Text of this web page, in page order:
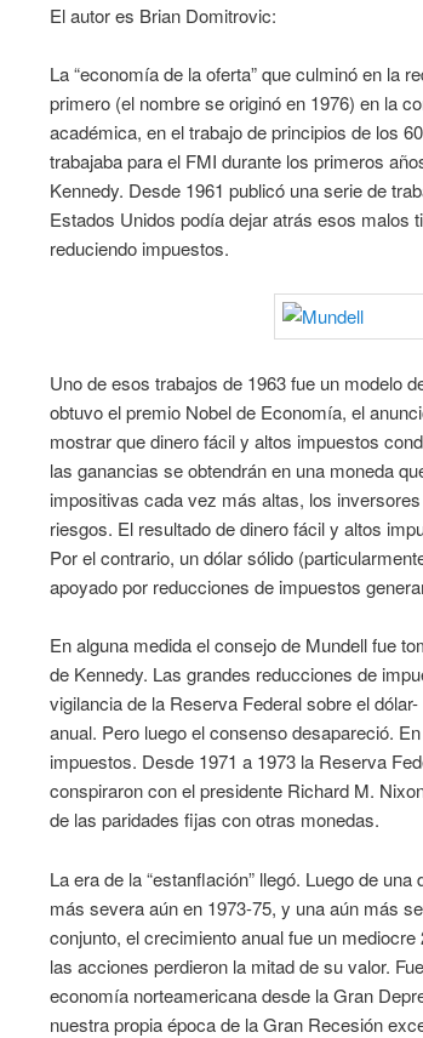
El autor es Brian Domitrovic:
La “economía de la oferta” que culminó en la
primero (el nombre se originó en 1976) en la
académica, en el trabajo de principios de los
trabajaba para el FMI durante los primeros
Kennedy. Desde 1961 publicó una serie de
Estados Unidos podía dejar atrás esos malos
reduciendo impuestos.
Uno de esos trabajos de 1963 fue un modelo
obtuvo el premio Nobel de Economía, el
mostrar que dinero fácil y altos impuestos
las ganancias se obtendrán en una moneda
impositivas cada vez más altas, los
riesgos. El resultado de dinero fácil y altos
Por el contrario, un dólar sólido
apoyado por reducciones de impuestos
En alguna medida el consejo de Mundell fue
de Kennedy. Las grandes reducciones de
vigilancia de la Reserva Federal sobre el
anual. Pero luego el consenso desapareció.
impuestos. Desde 1971 a 1973 la Reserva
conspiraron con el presidente Richard M.
de las paridades fijas con otras monedas.
La era de la “estanflación” llegó. Luego de
más severa aún en 1973-75, y una aún más
conjunto, el crecimiento anual fue un
las acciones perdieron la mitad de su valor.
economía norteamericana desde la Gran
nuestra propia época de la Gran Recesión